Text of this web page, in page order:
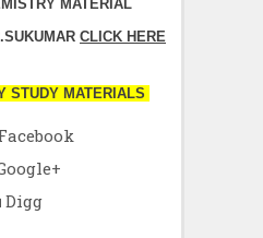
MATERIAL
CLICK HERE
STUDY MATERIALS
Digg